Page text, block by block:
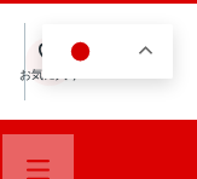
お気に入り